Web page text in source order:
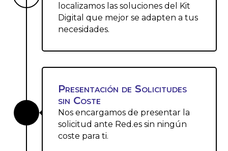
localizamos las soluciones del Kit
Digital que mejor se adapten a tus
necesidades.
Presentación de Solicitudes
sin Coste
Nos encargamos de presentar la
solicitud ante Red.es sin ningún
coste para ti.